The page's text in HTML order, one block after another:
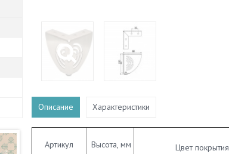
Описание Характеристики
Артикул Высота, мм Цвет покрытия